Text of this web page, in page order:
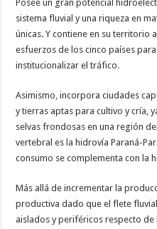
Posee un gran potencial
sistema fluvial y una riqueza en
únicas. Y contiene en su territorio
esfuerzos de los cinco países
institucionalizar el tráfico.
Asimismo, incorpora ciudades
y tierras aptas para cultivo y cría,
selvas frondosas en una región
vertebral es la hidrovía Paraná-
consumo se complementa con la
Más allá de incrementar la
productiva dado que el flete
aislados y periféricos respecto